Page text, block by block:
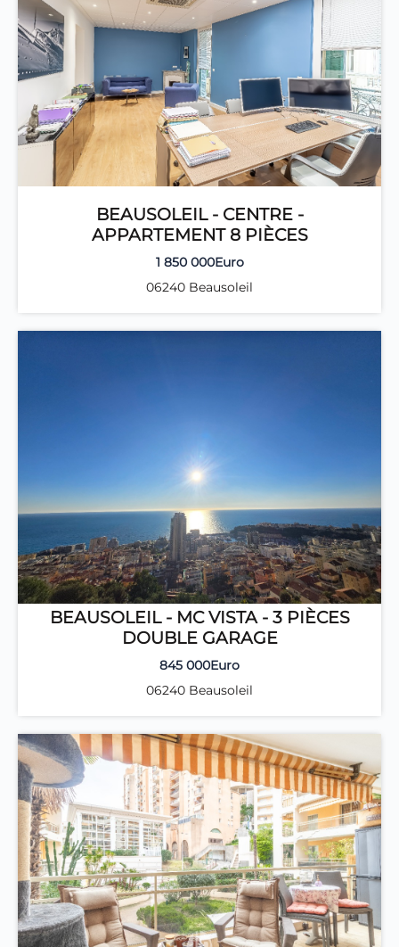
BEAUSOLEIL - CENTRE -
APPARTEMENT 8 PIÈCES
1 850 000Euro
06240 Beausoleil
BEAUSOLEIL - MC VISTA - 3 PIÈCES
DOUBLE GARAGE
845 000Euro
06240 Beausoleil